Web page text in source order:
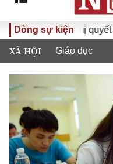
Dòng sự kiện
Đưa Nghị quyết Đại
XÃ HỘI Giáo dục